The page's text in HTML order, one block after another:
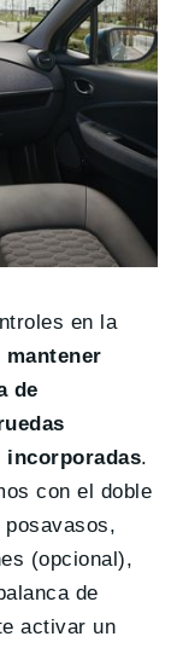
en la
mantener
de
incorporadas.
con el doble
(opcional),
de
activar un